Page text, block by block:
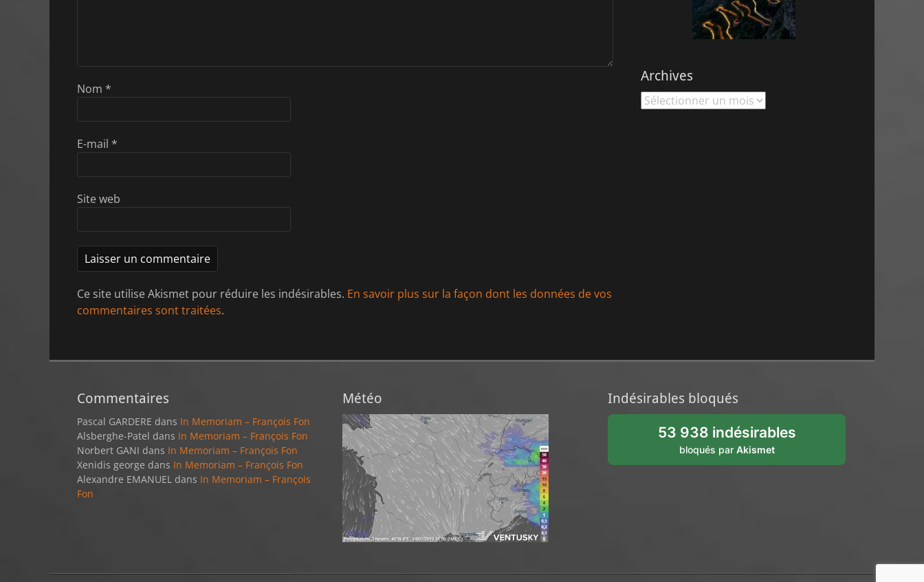
Nom *
E-mail *
Site web
Ce site utilise Akismet pour réduire les indésirables. En savoir plus sur la façon dont les données de vos
commentaires sont traitées.
Archives
Archives
Commentaires
Pascal GARDERE dans In Memoriam – François Fon
Alsberghe-Patel dans In Memoriam – François Fon
Norbert GANI dans In Memoriam – François Fon
Xenidis george dans In Memoriam – François Fon
Alexandre EMANUEL dans In Memoriam – François
Fon
Météo Indésirables bloqués
53 938 indésirables
bloqués par Akismet